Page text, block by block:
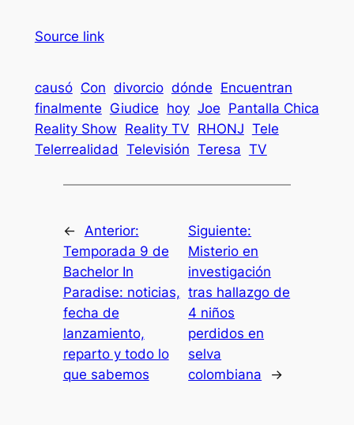
Source link
causó Con divorcio dónde Encuentran
finalmente Giudice hoy Joe Pantalla Chica
Reality Show Reality TV RHONJ Tele
Telerrealidad Televisión Teresa TV
← Anterior:
Temporada 9 de
Bachelor In
Paradise: noticias,
fecha de
lanzamiento,
reparto y todo lo
que sabemos
Siguiente:
Misterio en
investigación
tras hallazgo de
4 niños
perdidos en
selva
colombiana
→